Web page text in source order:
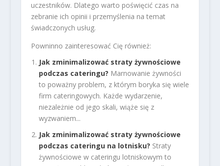
uczestników. Dlatego warto poświęcić czas na
zebranie ich opinii i przemyślenia na temat
świadczonych usług.
Powninno zainteresować Cię również:
Jak zminimalizować straty żywnościowe
podczas cateringu? Marnowanie żywności
to poważny problem, z którym boryka się wiele
firm cateringowych. Każde wydarzenie,
niezależnie od jego skali, wiąże się z
wyzwaniem...
Jak zminimalizować straty żywnościowe
podczas cateringu na lotnisku? Straty
żywnościowe w cateringu lotniskowym to